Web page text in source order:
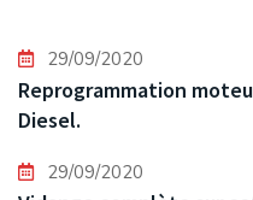
29/09/2020
Reprogrammation
Diesel.
29/09/2020